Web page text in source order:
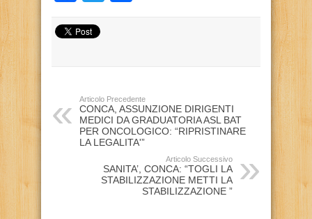
Articolo Precedente
CONCA, ASSUNZIONE DIRIGENTI
MEDICI DA GRADUATORIA ASL BAT
PER ONCOLOGICO: “RIPRISTINARE
LA LEGALITA'”
Articolo Successivo
SANITA’, CONCA: “TOGLI LA
STABILIZZAZIONE METTI LA
STABILIZZAZIONE ”